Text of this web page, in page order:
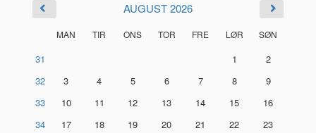
AUGUST 2026
MAN TIR ONS TOR FRE LØR SØN
31 1
2
32
3 4 5 6 7 8
9
33
10 11 12 13 14 15
16
34
17 18 19 20 21 22
23